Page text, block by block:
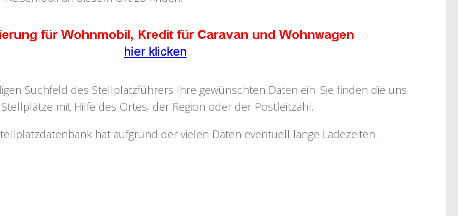
Suchfeld des Stellplatzführers Ihre gewünschten Daten ein. Sie finden die uns
mit Hilfe des Ortes, der Region oder der Postleitzahl.
hat aufgrund der vielen Daten eventuell lange Ladezeiten.